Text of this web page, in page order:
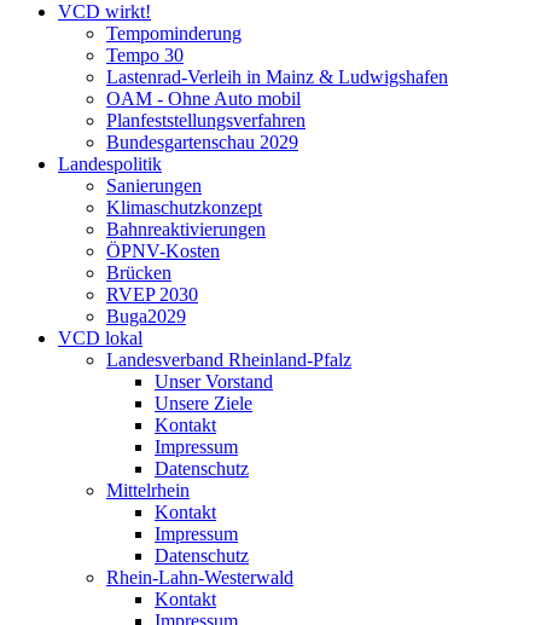
VCD wirkt!
Tempominderung
Tempo 30
Lastenrad-Verleih in Mainz & Ludwigshafen
OAM - Ohne Auto mobil
Planfeststellungsverfahren
Bundesgartenschau 2029
Landespolitik
Sanierungen
Klimaschutzkonzept
Bahnreaktivierungen
ÖPNV-Kosten
Brücken
RVEP 2030
Buga2029
VCD lokal
Landesverband Rheinland-Pfalz
Unser Vorstand
Unsere Ziele
Kontakt
Impressum
Datenschutz
Mittelrhein
Kontakt
Impressum
Datenschutz
Rhein-Lahn-Westerwald
Kontakt
Impressum